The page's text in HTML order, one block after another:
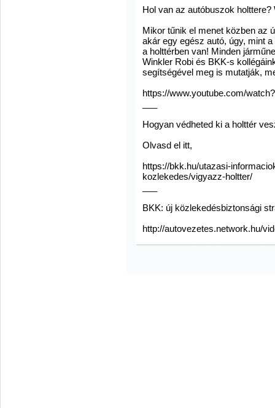
Hol van az autóbuszok
Mikor tűnik el menet közben az
akár egy egész autó, úgy, mint
a holttérben van! Minden
Winkler Robi és BKK-s
segítségével meg is mutatják,
https://www.youtube.com/
Hogyan védheted ki a holttér
Olvasd el itt,
https://bkk.hu/utazasi-
kozlekedes/vigyazz-holtter/
BKK: új közlekedésbiztonsági
http://autovezetes.network.hu/